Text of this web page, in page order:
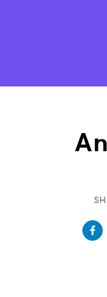
Estudio De Lengua